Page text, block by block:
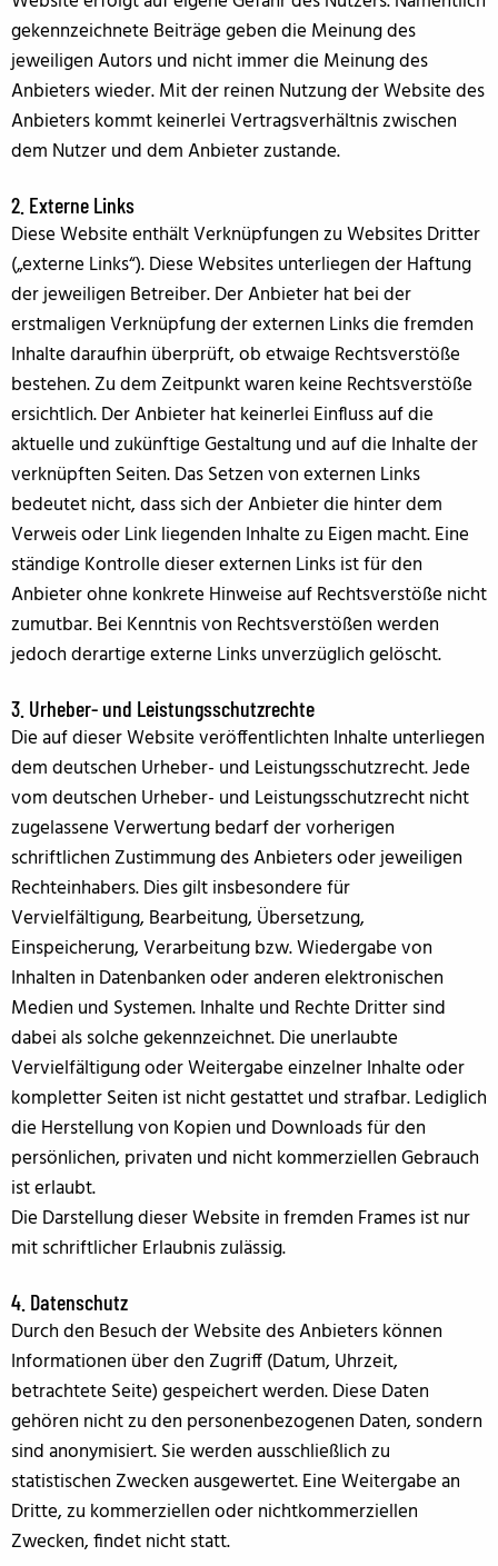
gekennzeichnete Beiträge geben die Meinung des
jeweiligen Autors und nicht immer die Meinung des
Anbieters wieder. Mit der reinen Nutzung der Website des
Anbieters kommt keinerlei Vertragsverhältnis zwischen
dem Nutzer und dem Anbieter zustande.
2. Externe Links
Diese Website enthält Verknüpfungen zu Websites Dritter
(„externe Links“). Diese Websites unterliegen der Haftung
der jeweiligen Betreiber. Der Anbieter hat bei der
erstmaligen Verknüpfung der externen Links die fremden
Inhalte daraufhin überprüft, ob etwaige Rechtsverstöße
bestehen. Zu dem Zeitpunkt waren keine Rechtsverstöße
ersichtlich. Der Anbieter hat keinerlei Einfluss auf die
aktuelle und zukünftige Gestaltung und auf die Inhalte der
verknüpften Seiten. Das Setzen von externen Links
bedeutet nicht, dass sich der Anbieter die hinter dem
Verweis oder Link liegenden Inhalte zu Eigen macht. Eine
ständige Kontrolle dieser externen Links ist für den
Anbieter ohne konkrete Hinweise auf Rechtsverstöße nicht
zumutbar. Bei Kenntnis von Rechtsverstößen werden
jedoch derartige externe Links unverzüglich gelöscht.
3. Urheber- und Leistungsschutzrechte
Die auf dieser Website veröffentlichten Inhalte unterliegen
dem deutschen Urheber- und Leistungsschutzrecht. Jede
vom deutschen Urheber- und Leistungsschutzrecht nicht
zugelassene Verwertung bedarf der vorherigen
schriftlichen Zustimmung des Anbieters oder jeweiligen
Rechteinhabers. Dies gilt insbesondere für
Vervielfältigung, Bearbeitung, Übersetzung,
Einspeicherung, Verarbeitung bzw. Wiedergabe von
Inhalten in Datenbanken oder anderen elektronischen
Medien und Systemen. Inhalte und Rechte Dritter sind
dabei als solche gekennzeichnet. Die unerlaubte
Vervielfältigung oder Weitergabe einzelner Inhalte oder
kompletter Seiten ist nicht gestattet und strafbar. Lediglich
die Herstellung von Kopien und Downloads für den
persönlichen, privaten und nicht kommerziellen Gebrauch
ist erlaubt.
Die Darstellung dieser Website in fremden Frames ist nur
mit schriftlicher Erlaubnis zulässig.
4. Datenschutz
Durch den Besuch der Website des Anbieters können
Informationen über den Zugriff (Datum, Uhrzeit,
betrachtete Seite) gespeichert werden. Diese Daten
gehören nicht zu den personenbezogenen Daten, sondern
sind anonymisiert. Sie werden ausschließlich zu
statistischen Zwecken ausgewertet. Eine Weitergabe an
Dritte, zu kommerziellen oder nichtkommerziellen
Zwecken, findet nicht statt.